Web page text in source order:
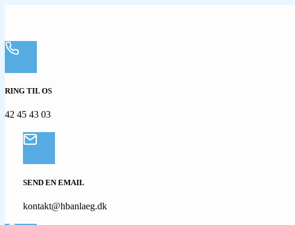
RING TIL OS
42 45 43 03
SEND EN EMAIL
kontakt@hbanlaeg.dk